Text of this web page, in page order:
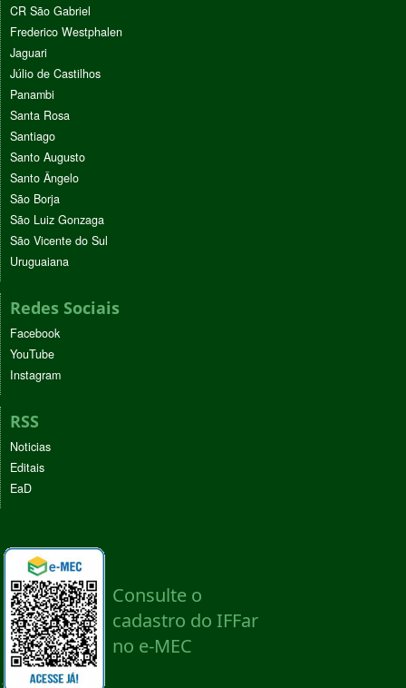
CR São Gabriel
Frederico Westphalen
Jaguari
Júlio de Castilhos
Panambi
Santa Rosa
Santiago
Santo Augusto
Santo Ângelo
São Borja
São Luiz Gonzaga
São Vicente do Sul
Uruguaiana
Redes Sociais
Facebook
YouTube
Instagram
RSS
Noticias
Editais
EaD